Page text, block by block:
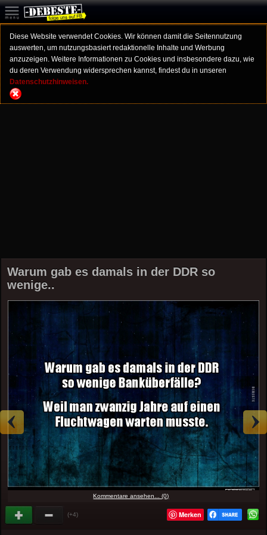
Diese Website verwendet Cookies. Wir können damit die Seitennutzung
auswerten, um nutzungsbasiert redaktionelle Inhalte und Werbung
anzuzeigen. Weitere Informationen zu Cookies und insbesondere dazu, wie
du deren Verwendung widersprechen kannst, findest du in unseren
Datenschutzhinweisen.
Warum gab es damals in der DDR so
wenige..
Kommentare ansehen... (0)
(+4) Merken